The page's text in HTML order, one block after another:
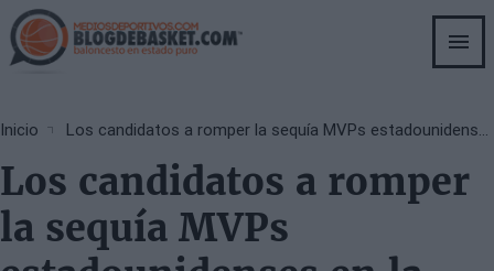
Skip
to
main
Breadcrumb
Inicio Los candidatos a romper la sequía MVPs estadounidenses en la NBA
Los candidatos a romper
la sequía MVPs